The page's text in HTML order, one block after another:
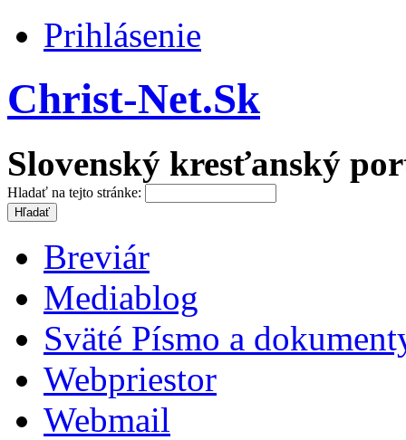
Prihlásenie
Christ-Net.Sk
Slovenský kresťanský
Hladať na tejto stránke:
Breviár
Mediablog
Sväté Písmo a
Webpriestor
Webmail